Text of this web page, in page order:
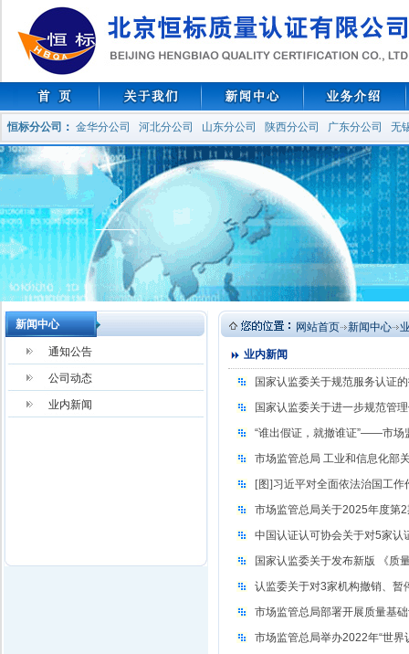
恒标分公司 ： 金华分公司 河北分公司 山东分公司 陕西分公司 广东分公司 无
新闻中心
通知公告
公司动态
业内新闻
网站首页 新闻中心
业内新闻
国家认监委关于规范服务认证
国家认监委关于进一步规范管
“谁出假证，就撤谁证”——市场
市场监管总局 工业和信息化部
[图] 习近平对全面依法治国工
市场监管总局关于2025年度第
中国认证认可协会关于对5家认
国家认监委关于发布新版 《质
认监委关于对3家机构撤销、暂
市场监管总局部署开展质量基
市场监管总局举办2022年“世界